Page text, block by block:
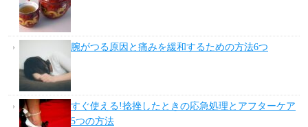
腕がつる原因と痛みを緩和するための方法6つ
すぐ使える!捻挫したときの応急処理とアフターケア
5つの方法